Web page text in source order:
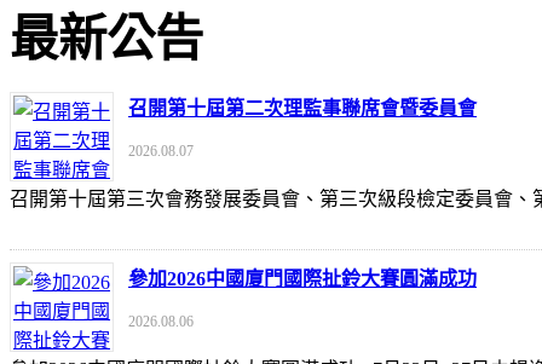
最新公告
召開第十屆第二次理監事聯席會暨委員會
2026.08.07
召開第十屆第三次會務發展委員會、第三次級段檢定委員
參加2026中國廈門國際扯鈴大賽圓滿成功
2026.08.06